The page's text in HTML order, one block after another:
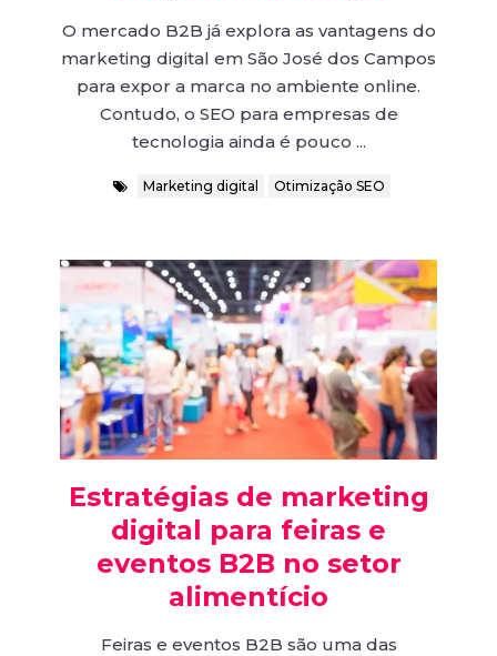
O mercado B2B já explora as vantagens do
marketing digital em São José dos Campos
para expor a marca no ambiente online.
Contudo, o SEO para empresas de
tecnologia ainda é pouco ...
Marketing digital Otimização SEO
Estratégias de marketing
digital para feiras e
eventos B2B no setor
alimentício
Feiras e eventos B2B são uma das